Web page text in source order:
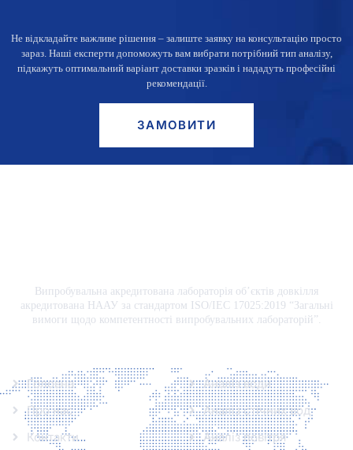
Не відкладайте важливе рішення – залиште заявку на консультацію просто
зараз. Наші експерти допоможуть вам вибрати потрібний тип аналізу,
підкажуть оптимальний варіант доставки зразків і нададуть професійні
рекомендації.
ЗАМОВИТИ
Випробувальна акредитована лабораторія об’єктів довкілля
акредитована НААУ за стандартом ISO/IEC 17025:2019 “Загальні
вимоги щодо компетентності випробувальних лабораторій”.
Головна
Про нас
Контакти
Аналіз води
Аналіз стічних вод
Аналіз повітря